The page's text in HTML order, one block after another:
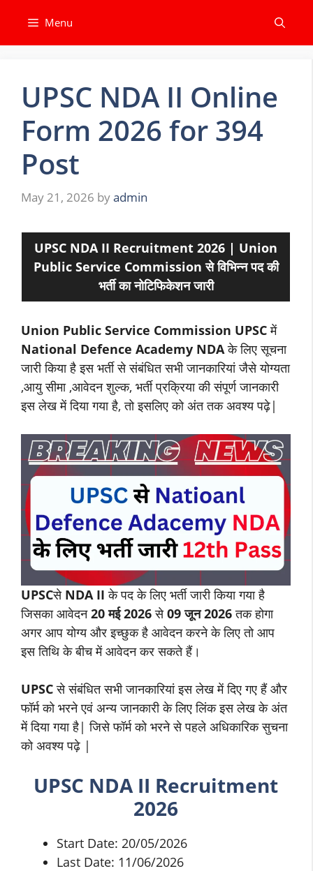
content
Menu
UPSC NDA II Online
Form 2026 for 394
Post
May 21, 2026 byadmin
UPSC NDA II Recruitment 2026 | Union
Public Service Commission से विभिन्न पद की
भर्ती का नोटिफिकेशन जारी
Union Public Service Commission UPSCमें
National Defence Academy NDAके लिए सूचना
जारी किया है इस भर्ती से संबंधित सभी जानकारियां जैसे योग्यता
,आयु सीमा ,आवेदन शुल्क, भर्ती प्रक्रिया की संपूर्ण जानकारी
इस लेख में दिया गया है, तो इसलिए को अंत तक अवश्य पढ़े|
UPSCसे NDA II के पद के लिए भर्ती जारी किया गया है
जिसका आवेदन20 मई 2026से09 जून 2026तक होगा
अगर आप योग्य और इच्छुक है आवेदन करने के लिए तो आप
इस तिथि के बीच में आवेदन कर सकते हैं।
UPSC से संबंधित सभी जानकारियां इस लेख में दिए गए हैं और
फॉर्म को भरने एवं अन्य जानकारी के लिए लिंक इस लेख के अंत
में दिया गया है| जिसे फॉर्म को भरने से पहले अधिकारिक सुचना
को अवश्य पढ़े |
UPSC NDA II Recruitment
2026
Start Date: 20/05/2026
Last Date: 11/06/2026